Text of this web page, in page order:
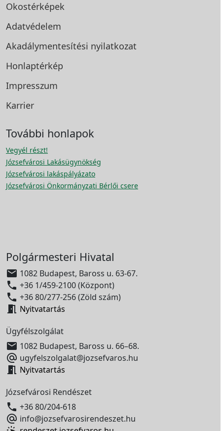
Okostérképek
Adatvédelem
Akadálymentesítési nyilatkozat
Honlaptérkép
Impresszum
Karrier
További honlapok
Vegyél részt!
Józsefvárosi Lakásügynökség
Józsefvárosi lakáspályázato
Józsefvárosi Önkormányzati Bérlői csere
Polgármesteri Hivatal
 1082 Budapest, Baross u. 63-67.
 +36 1/459-2100 (Központ)
 +36 80/277-256 (Zöld szám)
 Nyitvatartás
Ügyfélszolgálat
 1082 Budapest, Baross u. 66–68.
 ugyfelszolgalat@jozsefvaros.hu
 Nyitvatartás
Józsefvárosi Rendészet
 +36 80/204-618
 info@jozsefvarosirendeszet.hu